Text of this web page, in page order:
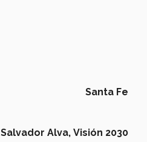
Santa Fe
Salvador Alva, Visión 2030